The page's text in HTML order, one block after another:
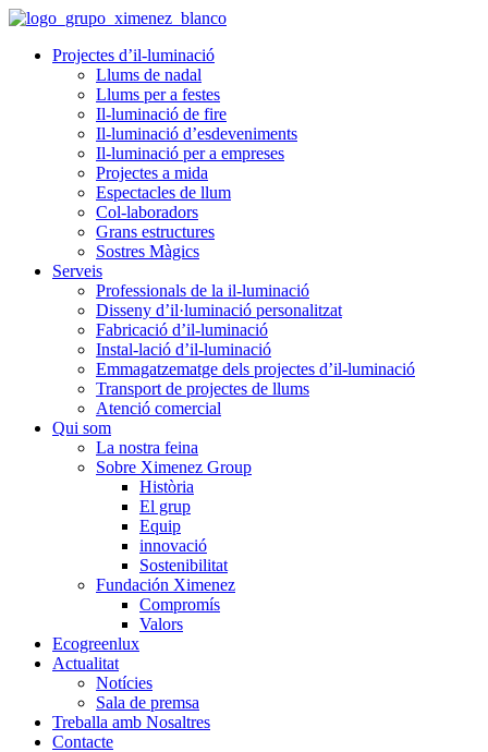
Projectes d’il-luminació
Llums de nadal
Llums per a festes
Il-luminació de fire
Il-luminació d’esdeveniments
Il-luminació per a empreses
Projectes a mida
Espectacles de llum
Col-laboradors
Grans estructures
Sostres Màgics
Serveis
Professionals de la il-luminació
Disseny d’il·luminació personalitzat
Fabricació d’il-luminació
Instal-lació d’il-luminació
Emmagatzematge dels projectes d’il-luminació
Transport de projectes de llums
Atenció comercial
Qui som
La nostra feina
Sobre Ximenez Group
Història
El grup
Equip
innovació
Sostenibilitat
Fundación Ximenez
Compromís
Valors
Ecogreenlux
Actualitat
Notícies
Sala de premsa
Treballa amb Nosaltres
Contacte